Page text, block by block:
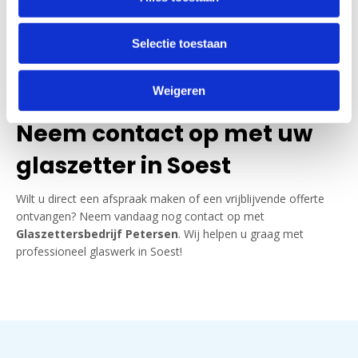
Selectie toestaan
Weigeren
glasschade
Heeft u direct eenglaszetter in Soestnodig? Onze 24/7
spoedservice zorgt ervoor dat uw woning of bedrijfspand snel
weer veilig is. Bel ons en wij komen direct naar u toe!
Neem contact op met uw
glaszetter in Soest
Wilt u direct een afspraak maken of een vrijblijvende offerte
ontvangen? Neem vandaag nog contact op met
Glaszettersbedrijf Petersen. Wij helpen u graag met
professioneel glaswerk in Soest!